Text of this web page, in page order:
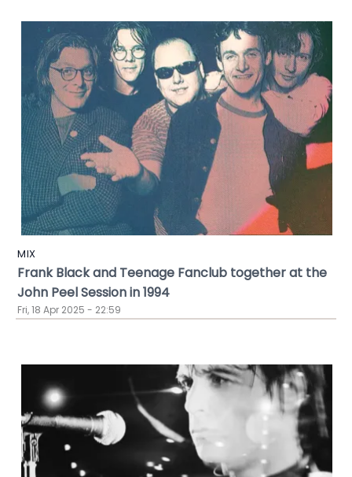
MIX
Frank Black and Teenage Fanclub together at the
John Peel Session in 1994
Fri, 18 Apr 2025 - 22:59